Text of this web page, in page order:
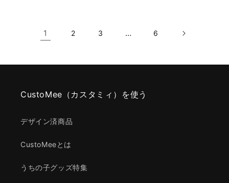
1 2 3 … 6
CustoMee（カスタミィ）を使う
デザイン済商品
CustoMeeとは
うちの子グッズ特集